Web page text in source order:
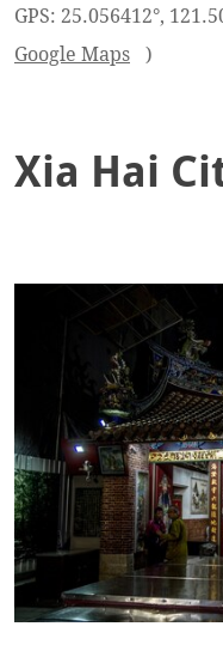
GPS: 25.056412°,
Google Maps
)
Xia Hai